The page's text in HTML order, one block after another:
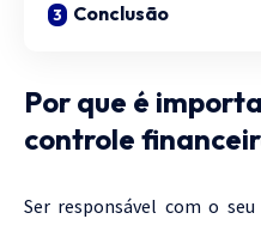
Conclusão
Por que é
controle
Ser responsável com o